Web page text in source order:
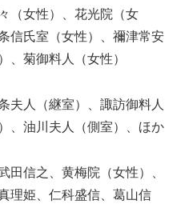
（女性）、花光院（女
信氏室（女性）、禰津常安
、菊御料人（女性）
夫人（継室）、諏訪御料人
、油川夫人（側室）、ほか
田信之、黄梅院（女性）、
理姫、仁科盛信、葛山信